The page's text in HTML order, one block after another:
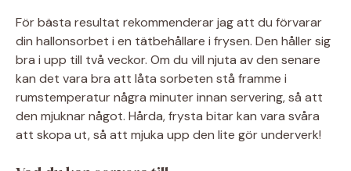
För bästa resultat rekommenderar jag att du förvarar
din hallonsorbet i en tätbehållare i frysen. Den håller sig
bra i upp till två veckor. Om du vill njuta av den senare
kan det vara bra att låta sorbeten stå framme i
rumstemperatur några minuter innan servering, så att
den mjuknar något. Hårda, frysta bitar kan vara svåra
att skopa ut, så att mjuka upp den lite gör underverk!